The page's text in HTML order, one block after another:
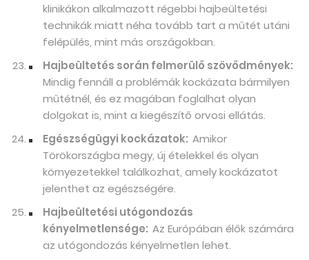
klinikákon alkalmazott régebbi hajbeültetési
technikák miatt néha tovább tart a műtét utáni
felépülés, mint más országokban.
Hajbeültetés során felmerülő szövődmények:
Mindig fennáll a problémák kockázata bármilyen
műtétnél, és ez magában foglalhat olyan
dolgokat is, mint a kiegészítő orvosi ellátás.
Egészségügyi kockázatok: Amikor
Törökországba megy, új ételekkel és olyan
környezetekkel találkozhat, amely kockázatot
jelenthet az egészségére.
Hajbeültetési utógondozás
kényelmetlensége: Az Európában élők számára
az utógondozás kényelmetlen lehet.